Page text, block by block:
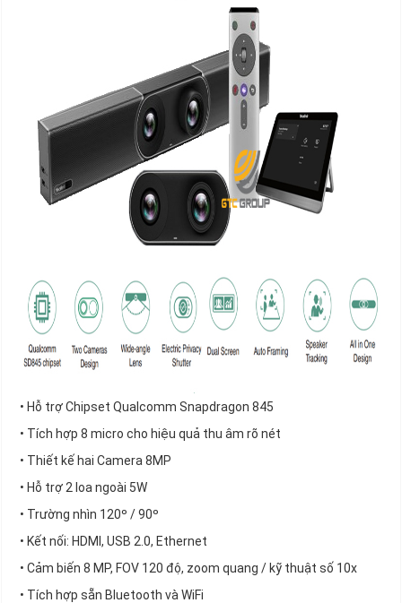
• Hỗ trợ Chipset Qualcomm Snapdragon 845
• Tích hợp 8 micro cho hiệu quả thu âm rõ nét
• Thiết kế hai Camera 8MP
• Hỗ trợ 2 loa ngoài 5W
• Trường nhìn 120º / 90º
• Kết nối: HDMI, USB 2.0, Ethernet
• Cảm biến 8 MP, FOV 120 độ, zoom quang / kỹ thuật số 10x
• Tích hợp sẵn Bluetooth và WiFi